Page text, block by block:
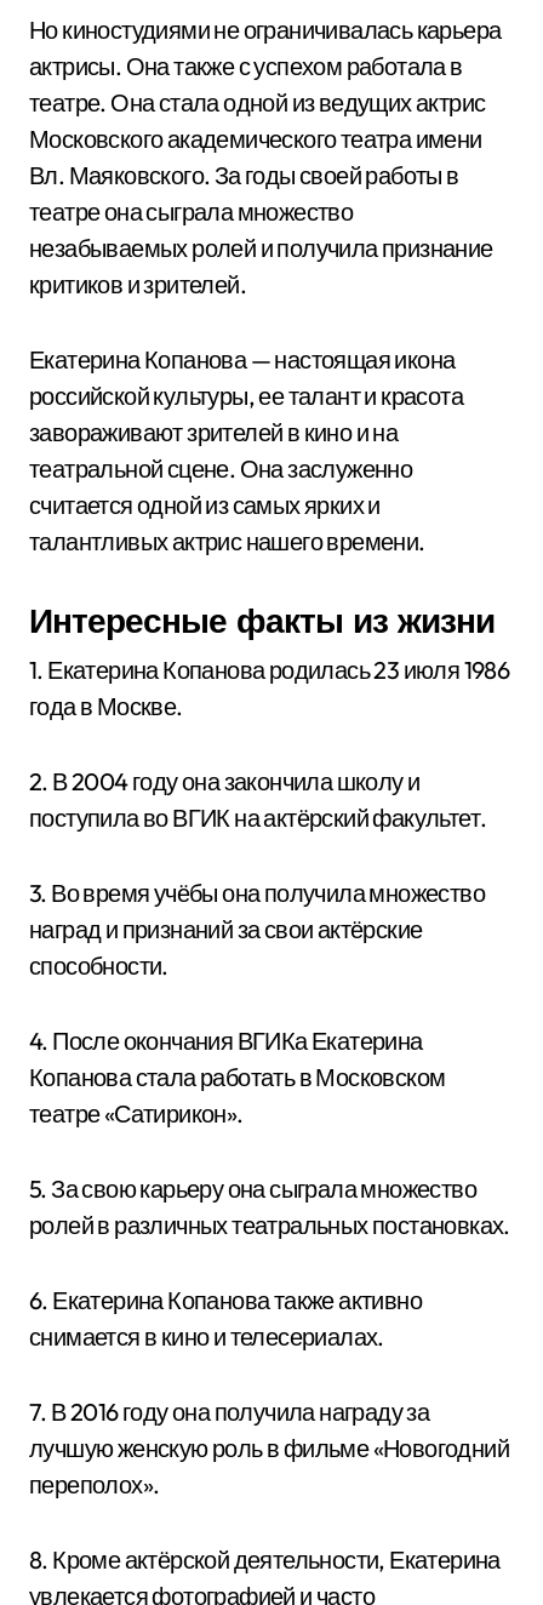
Но киностудиями не ограничивалась карьера
актрисы. Она также с успехом работала в
театре. Она стала одной из ведущих актрис
Московского академического театра имени
Вл. Маяковского. За годы своей работы в
театре она сыграла множество
незабываемых ролей и получила признание
критиков и зрителей.
Екатерина Копанова — настоящая икона
российской культуры, ее талант и красота
завораживают зрителей в кино и на
театральной сцене. Она заслуженно
считается одной из самых ярких и
талантливых актрис нашего времени.
Интересные факты из жизни
1. Екатерина Копанова родилась 23 июля 1986
года в Москве.
2. В 2004 году она закончила школу и
поступила во ВГИК на актёрский факультет.
3. Во время учёбы она получила множество
наград и признаний за свои актёрские
способности.
4. После окончания ВГИКа Екатерина
Копанова стала работать в Московском
театре «Сатирикон».
5. За свою карьеру она сыграла множество
ролей в различных театральных постановках.
6. Екатерина Копанова также активно
снимается в кино и телесериалах.
7. В 2016 году она получила награду за
лучшую женскую роль в фильме «Новогодний
переполох».
8. Кроме актёрской деятельности, Екатерина
увлекается фотографией и часто